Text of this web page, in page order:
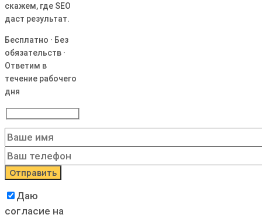
скажем, где SEO
даст результат.
Бесплатно · Без
обязательств ·
Ответим в
течение рабочего
дня
Даю
согласие на